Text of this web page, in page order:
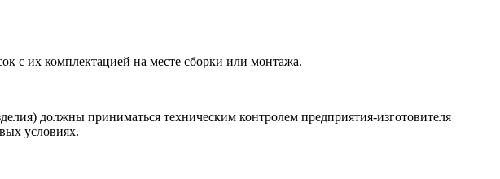
с их комплектацией на месте сборки или монтажа.
должны приниматься техническим контролем предприятия-изготовителя
условиях.